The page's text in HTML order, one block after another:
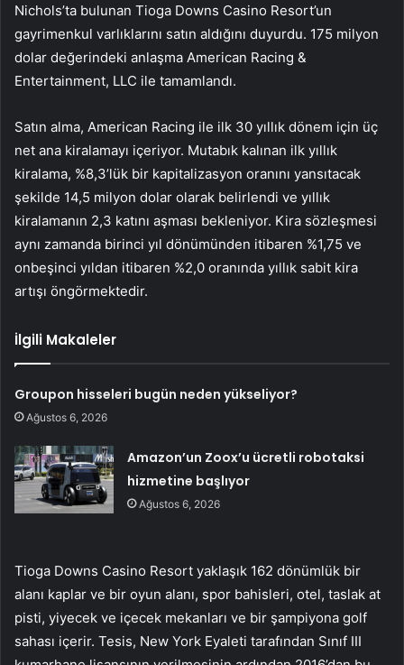
Nichols’ta bulunan Tioga Downs Casino Resort’un
gayrimenkul varlıklarını satın aldığını duyurdu. 175 milyon
dolar değerindeki anlaşma American Racing &
Entertainment, LLC ile tamamlandı.
Satın alma, American Racing ile ilk 30 yıllık dönem için üç
net ana kiralamayı içeriyor. Mutabık kalınan ilk yıllık
kiralama, %8,3’lük bir kapitalizasyon oranını yansıtacak
şekilde 14,5 milyon dolar olarak belirlendi ve yıllık
kiralamanın 2,3 katını aşması bekleniyor. Kira sözleşmesi
aynı zamanda birinci yıl dönümünden itibaren %1,75 ve
onbeşinci yıldan itibaren %2,0 oranında yıllık sabit kira
artışı öngörmektedir.
İlgili Makaleler
Groupon hisseleri bugün neden yükseliyor?
Ağustos 6, 2026
Amazon’un Zoox’u ücretli robotaksi
hizmetine başlıyor
Ağustos 6, 2026
Tioga Downs Casino Resort yaklaşık 162 dönümlük bir
alanı kaplar ve bir oyun alanı, spor bahisleri, otel, taslak at
pisti, yiyecek ve içecek mekanları ve bir şampiyona golf
sahası içerir. Tesis, New York Eyaleti tarafından Sınıf III